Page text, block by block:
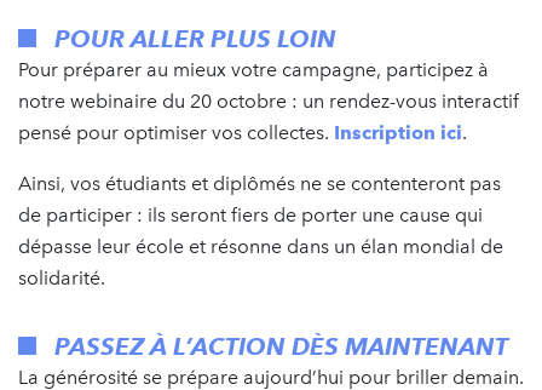
POUR ALLER PLUS LOIN
Pour préparer au mieux votre campagne, participez à
notre webinaire du 20 octobre : un rendez-vous interactif
pensé pour optimiser vos collectes. Inscription ici.
Ainsi, vos étudiants et diplômés ne se contenteront pas
de participer : ils seront fiers de porter une cause qui
dépasse leur école et résonne dans un élan mondial de
solidarité.
PASSEZ À L’ACTION DÈS MAINTENANT
La générosité se prépare aujourd’hui pour briller demain.